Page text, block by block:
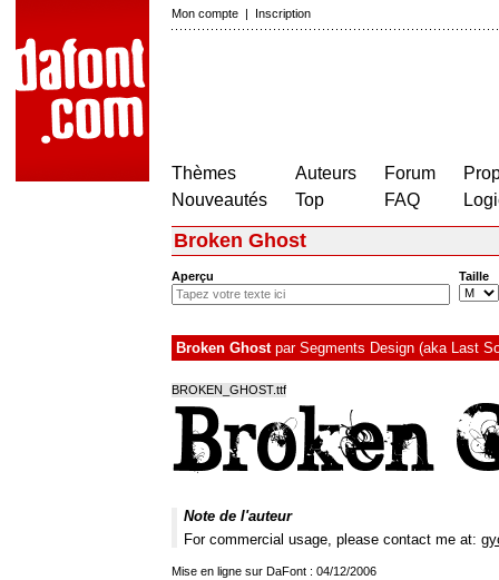
Mon compte | Inscription
Thèmes
Nouveautés
Auteurs
Top
Forum
FAQ
Broken Ghost
Aperçu Taille
Broken Ghostpar Segments Design (aka Last
BROKEN_GHOST.ttf
Note de l'auteur
For commercial usage, please contact me at:
Mise en ligne sur DaFont : 04/12/2006